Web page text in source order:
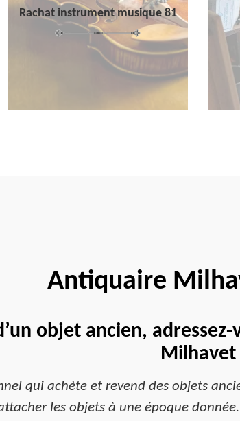
Rachat instrument musique 81
Antiquaire
objet ancien,
Milhavet
qui achète et revend des objets
les objets à une époque